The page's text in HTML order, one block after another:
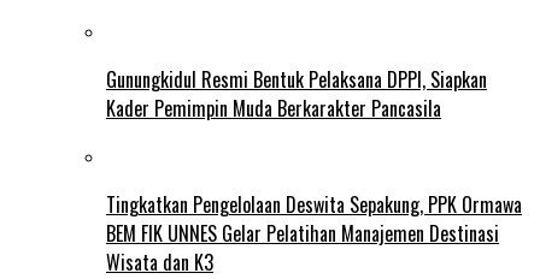
Gunungkidul Resmi Bentuk Pelaksana DPPI, Siapkan
Kader Pemimpin Muda Berkarakter Pancasila
Tingkatkan Pengelolaan Deswita Sepakung, PPK Ormawa
BEM FIK UNNES Gelar Pelatihan Manajemen Destinasi
Wisata dan K3